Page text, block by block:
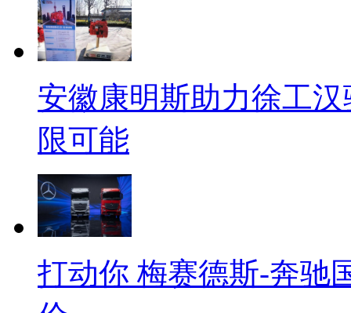
安徽康明斯助力徐工
限可能
打动你 梅赛德斯-奔驰